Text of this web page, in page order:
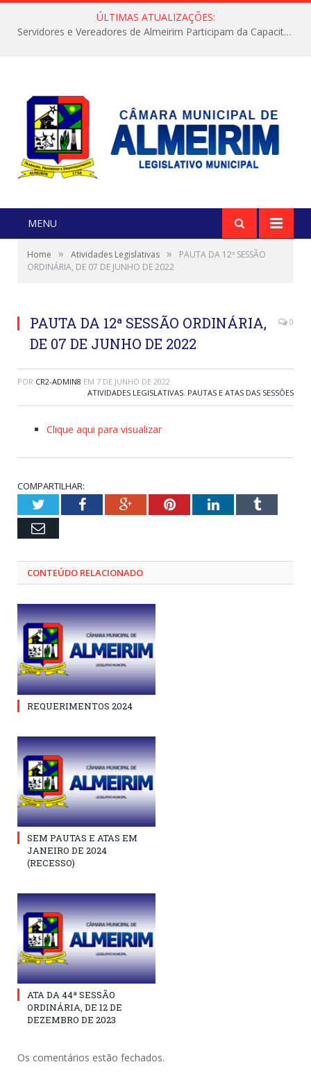
ÚLTIMAS ATUALIZAÇÕES:
Servidores e Vereadores de Almeirim Participam da Capacitação “Orientar é a Nossa Missão”
MENU
Home » Atividades Legislativas »
PAUTA DA 12ª SESSÃO
ORDINÁRIA, DE 07 DE JUNHO DE 2022
PAUTA DA 12ª SESSÃO ORDINÁRIA,
DE 07 DE JUNHO DE 2022
0
POR CR2-ADMIN8 EM 7 DE JUNHO DE 2022
ATIVIDADES LEGISLATIVAS, PAUTAS E ATAS DAS SESSÕES
Clique aqui para visualizar
COMPARTILHAR:
TwitterFacebookGoogle+PinterestLinkedInTumblr
Email
CONTEÚDO RELACIONADO
REQUERIMENTOS 2024
SEM PAUTAS E ATAS EM
JANEIRO DE 2024
(RECESSO)
ATA DA 44ª SESSÃO
ORDINÁRIA, DE 12 DE
DEZEMBRO DE 2023
Os comentários estão fechados.